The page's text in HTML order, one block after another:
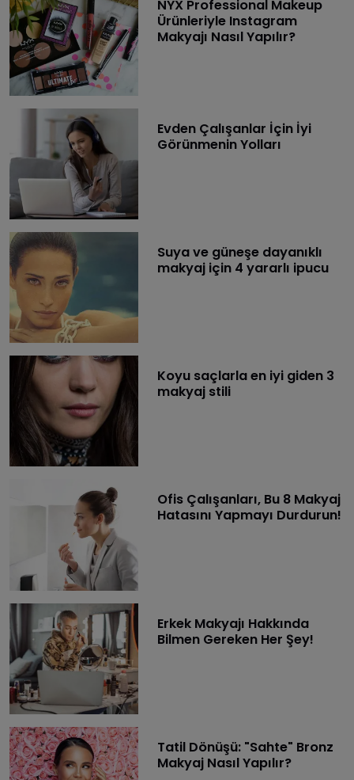
NYX Professional Makeup
Ürünleriyle Instagram
Makyajı Nasıl Yapılır?
Evden Çalışanlar İçin İyi
Görünmenin Yolları
Suya ve güneşe dayanıklı
makyaj için 4 yararlı ipucu
Koyu saçlarla en iyi giden 3
makyaj stili
Ofis Çalışanları, Bu 8 Makyaj
Hatasını Yapmayı Durdurun!
Erkek Makyajı Hakkında
Bilmen Gereken Her Şey!
Tatil Dönüşü: "Sahte" Bronz
Makyaj Nasıl Yapılır?